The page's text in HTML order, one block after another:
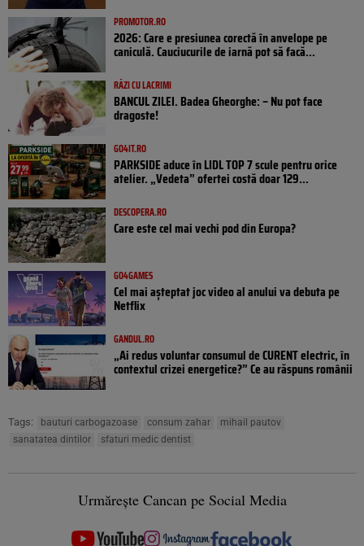
PROMOTOR.RO
2026: Care e presiunea corectă în anvelope pe
caniculă. Cauciucurile de iarnă pot să facă...
RÂZI CU LACRIMI
BANCUL ZILEI. Badea Gheorghe: – Nu pot face
dragoste!
GO4IT.RO
PARKSIDE aduce în LIDL TOP 7 scule pentru orice
atelier. „Vedeta” ofertei costă doar 129...
DESCOPERA.RO
Care este cel mai vechi pod din Europa?
GO4GAMES
Cel mai așteptat joc video al anului va debuta pe
Netflix
GANDUL.RO
„Ai redus voluntar consumul de CURENT electric, în
contextul crizei energetice?” Ce au răspuns românii
Tags: bauturi carbogazoase consum zahar
mihail pautov
sanatatea dintilor
sfaturi medic dentist
Urmărește Cancan pe Social Media